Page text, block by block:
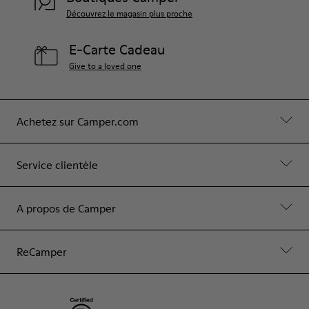
Achetez sur Camper.com
Service clientèle
A propos de Camper
ReCamper
Découvrez le magasin plus proche
E-Carte Cadeau
Give to a loved one